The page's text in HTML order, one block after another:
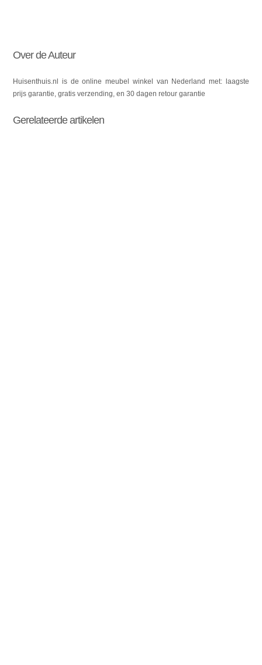
Over de Auteur
Huisenthuis.nl is de online meubel winkel van Nederland met: laagste
prijs garantie, gratis verzending, en 30 dagen retour garantie
Gerelateerde artikelen